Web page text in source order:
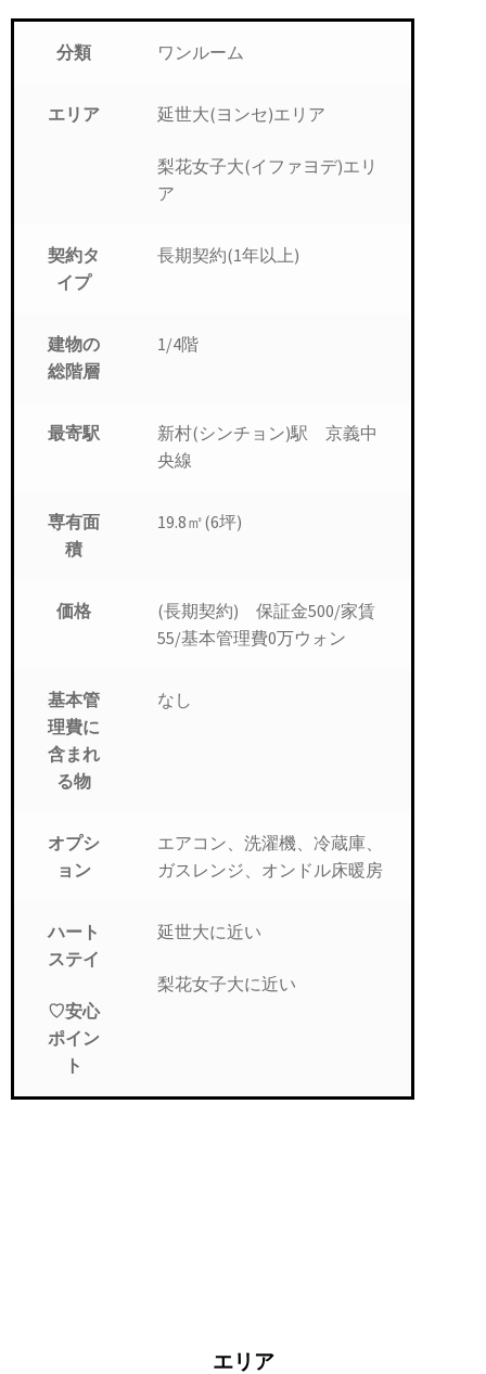
分類 ワンルーム
エリア 延世大(ヨンセ)エリア
梨花女子大(イファヨデ)エリ
ア
契約タ
イプ
長期契約(1年以上)
建物の
総階層
1/4階
最寄駅
新村(シンチョン)駅 京義中
央線
専有面
積
19.8㎡(6坪)
価格
(長期契約) 保証金500/家賃
55/基本管理費0万ウォン
基本管
理費に
含まれ
る物
なし
オプシ
ョン
エアコン、洗濯機、冷蔵庫、
ガスレンジ、オンドル床暖房
ハート
ステイ
♡安心
ポイン
ト
延世大に近い
梨花女子大に近い
エリア